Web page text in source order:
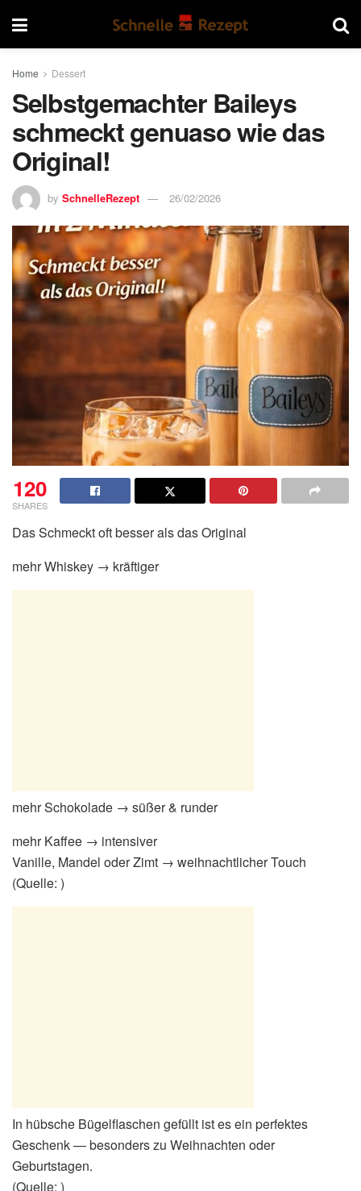
Home Dessert
Selbstgemachter Baileys
schmeckt genuaso wie das
Original!
by SchnelleRezept 26/02/2026
120
SHARES
Das Schmeckt oft besser als das Original
mehr Whiskey → kräftiger
mehr Schokolade → süßer & runder
mehr Kaffee → intensiver
Vanille, Mandel oder Zimt → weihnachtlicher Touch
(Quelle: )
In hübsche Bügelflaschen gefüllt ist es ein perfektes
Geschenk — besonders zu Weihnachten oder
Geburtstagen.
(Quelle: )